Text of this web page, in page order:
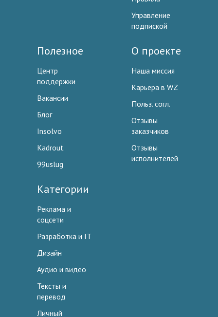
Управление
подпиской
Полезное
Центр
поддержки
Вакансии
Блог
Insolvo
Kadrout
99uslug
О проекте
Наша миссия
Карьера в WZ
Польз. согл.
Отзывы
заказчиков
Отзывы
исполнителей
Категории
Реклама и
соцсети
Разработка и IT
Дизайн
Аудио и видео
Тексты и
перевод
Личный